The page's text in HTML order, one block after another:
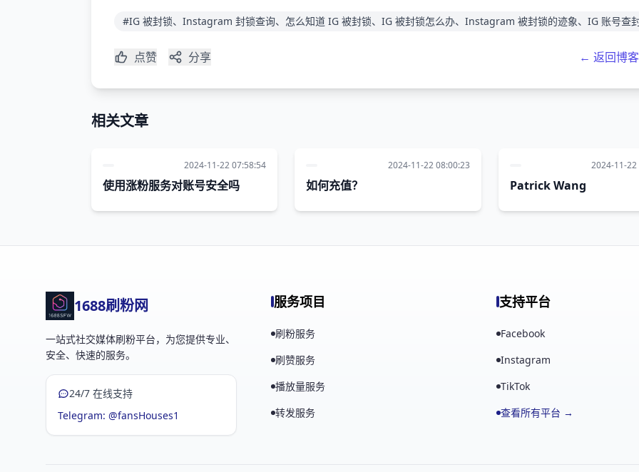
#IG 被封锁、Instagram 封锁查询、怎么知道 IG 被封锁、IG 被封锁怎么办、Instagram 被封锁的迹象、IG 账号查
点赞 分享 ← 返回博
相关文章
2024-11-22 07:58:54
使用涨粉服务对账号安全吗
2024-11-22 08:00:23
如何充值？
2024-11-
Patrick Wang
1688刷粉网
一站式社交媒体刷粉平台，为您提供专业、
安全、快速的服务。
24/7 在线支持
Telegram: @fansHouses1
服务项目
刷粉服务
刷赞服务
播放量服务
转发服务
支持平台
Facebook
Instagram
TikTok
查看所有平台 →